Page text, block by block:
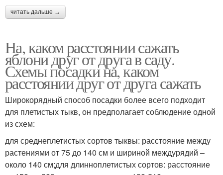
читать дальше →
На, каком расстоянии сажать
яблони друг от друга в саду.
Схемы посадки на, каком
расстоянии друг от друга сажать
Широкорядный способ посадки более всего подходит
для плетистых тыкв, он предполагает соблюдение одной
из схем:
для среднеплетистых сортов тыквы: расстояние между
растениями от 75 до 140 см и шириной междурядий –
около 140 см;для длинноплетистых сортов: расстояние